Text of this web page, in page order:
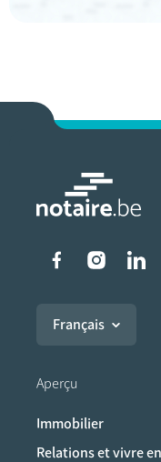
Liens
Français
Aperçu
Immobilier
Relations et vivre